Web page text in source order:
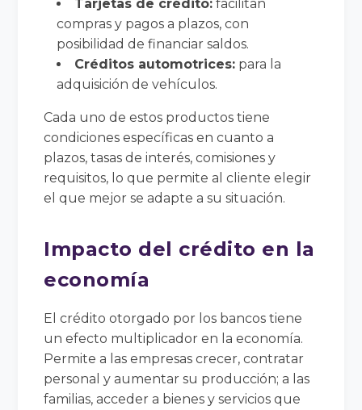
Tarjetas de crédito: facilitan
compras y pagos a plazos, con
posibilidad de financiar saldos.
Créditos automotrices: para la
adquisición de vehículos.
Cada uno de estos productos tiene
condiciones específicas en cuanto a
plazos, tasas de interés, comisiones y
requisitos, lo que permite al cliente elegir
el que mejor se adapte a su situación.
Impacto del crédito en la
economía
El crédito otorgado por los bancos tiene
un efecto multiplicador en la economía.
Permite a las empresas crecer, contratar
personal y aumentar su producción; a las
familias, acceder a bienes y servicios que